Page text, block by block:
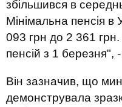
збільшився в
Мінімальна пенсія в
093 грн до 2 361 грн.
пенсій з 1 березня",
Він зазначив, що
демонструвала